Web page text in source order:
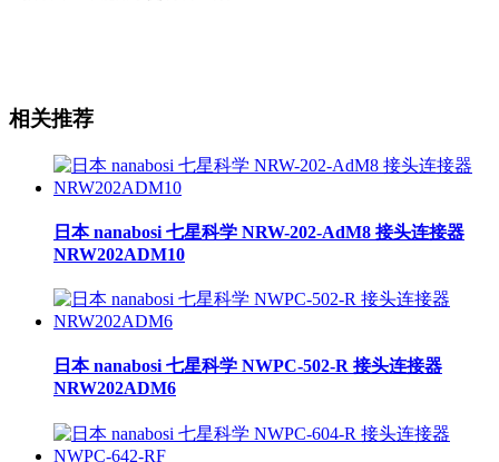
相关推荐
日本 nanabosi 七星科学 NRW-202-AdM8 接头连接器
NRW202ADM10
日本 nanabosi 七星科学 NWPC-502-R 接头连接器
NRW202ADM6